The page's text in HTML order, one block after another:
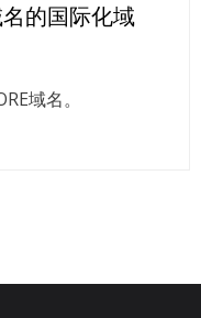
的国际化域
域名。